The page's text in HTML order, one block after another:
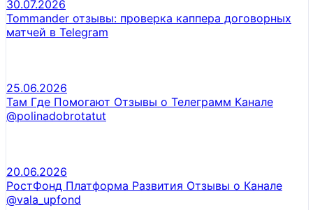
30.07.2026
Tommander отзывы: проверка каппера договорных
матчей в Telegram
25.06.2026
Там Где Помогают Отзывы о Телеграмм Канале
@polinadobrotatut
20.06.2026
РостФонд Платформа Развития Отзывы о Канале
@vala_upfond